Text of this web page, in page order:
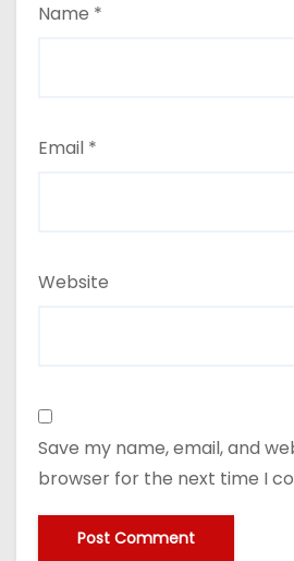
Name *
Email *
Website
Save my name, email, and
browser for the next time I